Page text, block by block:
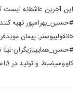
این آخرین عاشقانه ایست
#حسین_بهرامپور تهیه
خانقولیپوستر: پیمان
#حسن_هماییبازیگران:تینا
کاووسیضبط و تولید در